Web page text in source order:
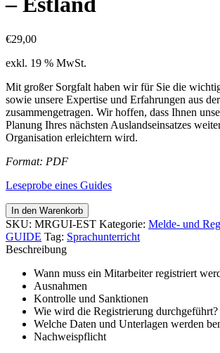
€29,00
exkl. 19 % MwSt.
Mit großer Sorgfalt haben wir für Sie die
sowie unsere Expertise und Erfahrungen aus
zusammengetragen. Wir hoffen, dass Ihnen
Planung Ihres nächsten Auslandseinsatzes
Organisation erleichtern wird.
Format: PDF
Leseprobe eines Guides
Melde-
und
Registrierungspflicht
(GUIDE)
Estland
Menge
In den Warenkorb
SKU: MRGUI-EST Kategorie: Melde- und
GUIDE Tag: Sprachunterricht
Beschreibung
Wann muss ein Mitarbeiter registriert
Ausnahmen
Kontrolle und Sanktionen
Wie wird die Registrierung durchgeführt?
Welche Daten und Unterlagen werden
Nachweispflicht